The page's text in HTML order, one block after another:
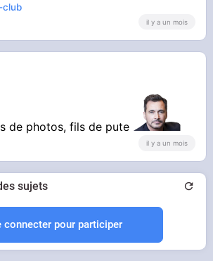
il y a un mois
de photos, fils de pute
il y a un mois
sujets
connecter pour participer